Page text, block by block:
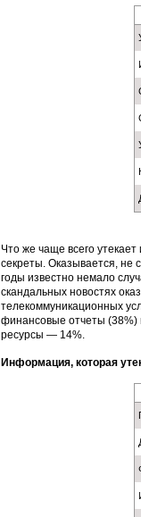
Что же чаще всего
секреты. Оказывается, не
годы известно немало
скандальных новостях
телекоммуникационных
финансовые отчеты (38%)
ресурсы — 14%.
Информация, которая